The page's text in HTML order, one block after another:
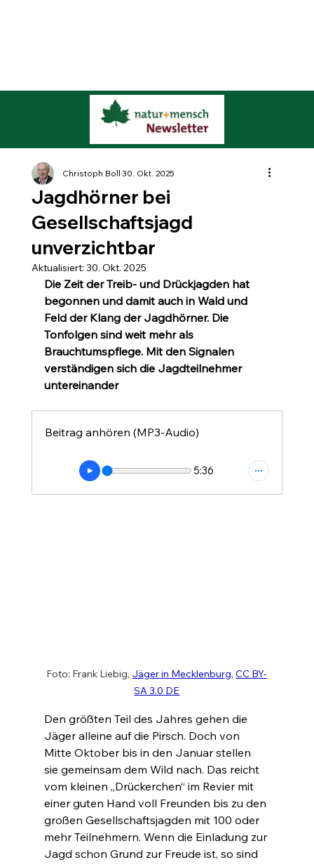
Jagdhörner bei
Gesellschaftsjagd
unverzichtbar
Christoph Boll30. Okt. 2025
Aktualisiert: 30. Okt. 2025
Die Zeit der Treib- und Drückjagden hat
begonnen und damit auch in Wald und
Feld der Klang der Jagdhörner. Die
Tonfolgen sind weit mehr als
Brauchtumspflege. Mit den Signalen
verständigen sich die Jagdteilnehmer
untereinander
Beitrag anhören (MP3-Audio)
5:36
Foto: Frank Liebig, Jäger in Mecklenburg, CC BY-
SA 3.0 DE
Den größten Teil des Jahres gehen die
Jäger alleine auf die Pirsch. Doch von
Mitte Oktober bis in den Januar stellen
sie gemeinsam dem Wild nach. Das reicht
vom kleinen „Drückerchen“ im Revier mit
einer guten Hand voll Freunden bis zu den
großen Gesellschaftsjagden mit 100 oder
mehr Teilnehmern. Wenn die Einladung zur
Jagd schon Grund zur Freude ist, so sind